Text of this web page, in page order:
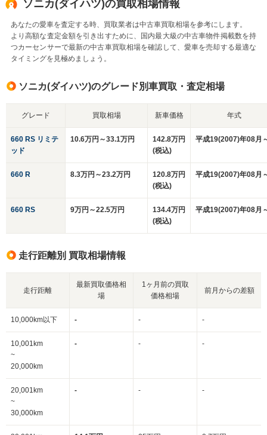
ソニカ(ダイハツ)の買取相場情報
あなたの愛車を査定する時、買取業者は中古車買取相場を参考にします。
より高額な査定金額を引き出すために、国内最大級の中古車物件掲載数を持
つカーセンサーで最新の中古車買取相場を確認して、愛車を売却する最適な
タイミングを見極めましょう。
ソニカ(ダイハツ)のグレード別車買取・査定相場
グレード 買取相場 新車価格 年式
660 RS リミテ
ッド
10.6万円～33.1万円
142.8万円
(税込)
平成19(2007)年08月
660 R 8.3万円～23.2万円
120.8万円
(税込)
平成19(2007)年08月
660 RS 9万円～22.5万円
134.4万円
(税込)
平成19(2007)年08月
走行距離別 買取相場情報
走行距離
最新買取価格相
場
1ヶ月前の買取
価格相場
前月からの差額
10,000km以下 - - -
10,001km
~
20,000km
- - -
20,001km
~
30,000km
- - -